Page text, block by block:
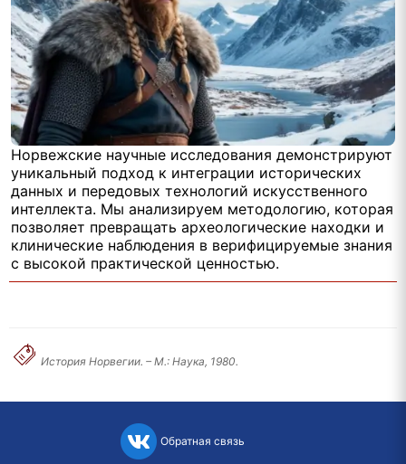
Норвежские научные исследования демонстрируют
уникальный подход к интеграции исторических
данных и передовых технологий искусственного
интеллекта. Мы анализируем методологию, которая
позволяет превращать археологические находки и
клинические наблюдения в верифицируемые знания
с высокой практической ценностью.
История Норвегии. – М.: Наука, 1980.
Обратная связь